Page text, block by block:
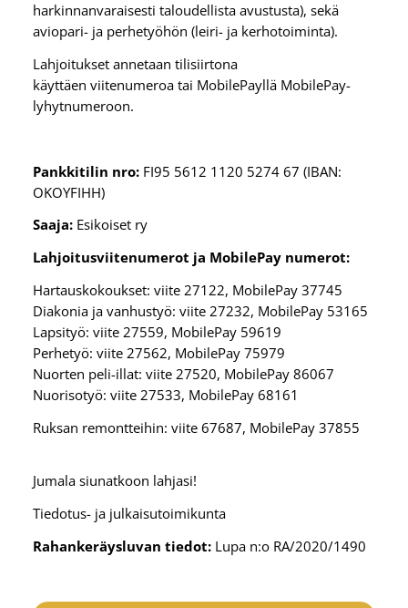
harkinnanvaraisesti taloudellista avustusta), sekä
aviopari- ja perhetyöhön (leiri- ja kerhotoiminta).
Lahjoitukset annetaan tilisiirtona
käyttäen viitenumeroa tai MobilePayllä MobilePay-
lyhytnumeroon.
Pankkitilin nro: FI95 5612 1120 5274 67 (IBAN:
OKOYFIHH)
Saaja:Esikoiset ry
Lahjoitusviitenumerot ja MobilePay numerot:
Hartauskokoukset: viite 27122, MobilePay 37745
Diakonia ja vanhustyö: viite 27232, MobilePay 53165
Lapsityö: viite 27559, MobilePay 59619
Perhetyö: viite 27562, MobilePay 75979
Nuorten peli-illat: viite 27520, MobilePay 86067
Nuorisotyö: viite 27533, MobilePay 68161
Ruksan remontteihin: viite 67687, MobilePay 37855
Jumala siunatkoon lahjasi!
Tiedotus- ja julkaisutoimikunta
Rahankeräysluvan tiedot:Lupa n:o RA/2020/1490